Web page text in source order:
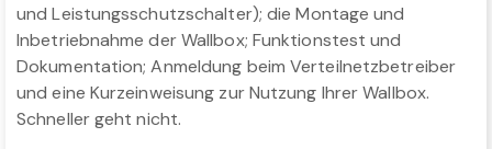
und Leistungsschutzschalter); die Montage und
Inbetriebnahme der Wallbox; Funktionstest und
Dokumentation; Anmeldung beim Verteilnetzbetreiber
und eine Kurzeinweisung zur Nutzung Ihrer Wallbox.
Schneller geht nicht.